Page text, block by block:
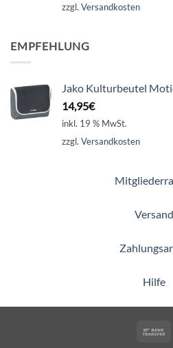
zzgl. Versandkosten
EMPFEHLUNG
Jako Kulturbeutel
14,95€
inkl. 19 % MwSt.
zzgl. Versandkosten
Versand
Hilfe